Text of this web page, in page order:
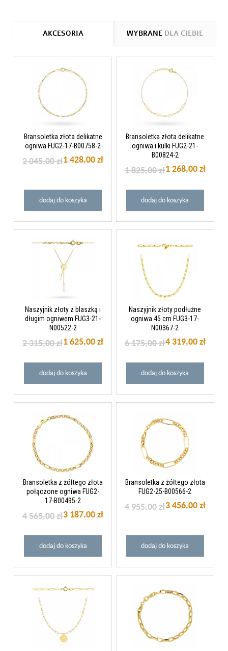
AKCESORIA WYBRANE DLA CIEBIE
Bransoletka złota delikatne
ogniwa FUG2-17-B00758-2
1 428,00 zł
2 045,00 zł
dodaj do koszyka
Bransoletka złota delikatne
ogniwa i kulki FUG2-21-
B00824-2
1 268,00 zł
1 825,00 zł
dodaj do koszyka
Naszyjnik złoty z blaszką i
długim ogniwem FUG3-21-
N00522-2
1 625,00 zł
2 315,00 zł
dodaj do koszyka
Naszyjnik złoty podłużne
ogniwa 45 cm FUG3-17-
N00367-2
4 319,00 zł
6 175,00 zł
dodaj do koszyka
Bransoletka z żółtego złota
połączone ogniwa FUG2-
17-B00495-2
3 187,00 zł
4 565,00 zł
dodaj do koszyka
Bransoletka z żółtego złota
FUG2-25-B00566-2
3 456,00 zł
4 955,00 zł
dodaj do koszyka